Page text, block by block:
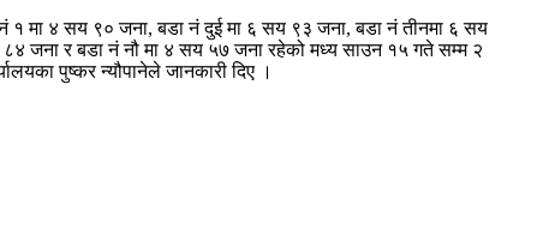
नं १ मा ४ सय ९० जना, बडा नं दुई मा ६ सय ९३ जना, बडा नं तीनमा ६ सय
जना र बडा नं नौ मा ४ सय ५७ जना रहेको मध्य साउन १५ गते सम्म २
पुष्कर न्यौपानेले जानकारी दिए ।